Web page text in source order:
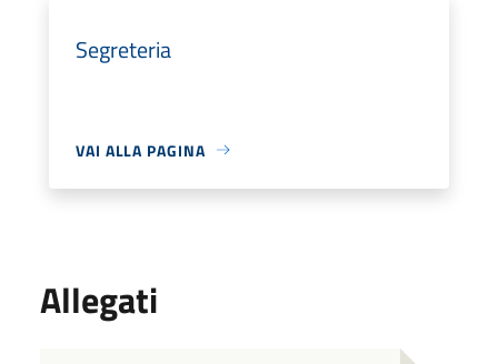
Segreteria
VAI ALLA PAGINA
Allegati